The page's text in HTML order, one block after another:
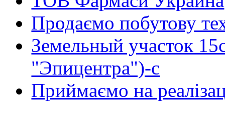
Продаємо побутову
Земельный участок
"Эпицентра")-с
Приймаємо на